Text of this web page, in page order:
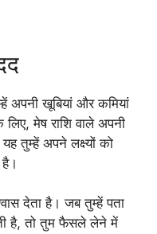
अपनी खूबियां और कमियां
मेष राशि वाले अपनी
तुम्हें अपने लक्ष्यों को
देता है। जब तुम्हें पता
है, तो तुम फैसले लेने में